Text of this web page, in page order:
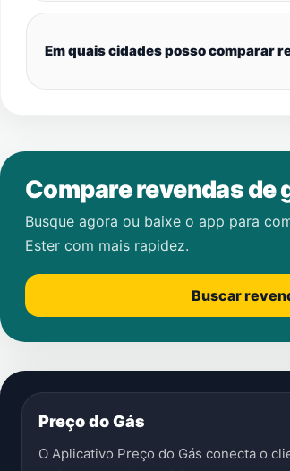
Em quais cidades posso comparar
Compare revendas de
Busque agora ou baixe o app para
Ester com mais rapidez.
Buscar
Preço do Gás
O Aplicativo Preço do Gás conecta o